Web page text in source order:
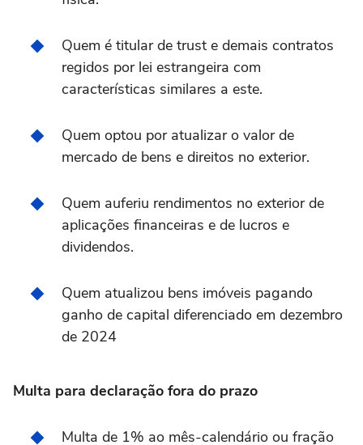
Quem é titular de trust e demais contratos
regidos por lei estrangeira com
características similares a este.
Quem optou por atualizar o valor de
mercado de bens e direitos no exterior.
Quem auferiu rendimentos no exterior de
aplicações financeiras e de lucros e
dividendos.
Quem atualizou bens imóveis pagando
ganho de capital diferenciado em dezembro
de 2024
Multa para declaração fora do prazo
Multa de 1% ao mês-calendário ou fração